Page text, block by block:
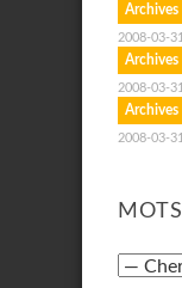
Archives
2008-03-31
Archives
2008-03-31
Archives
2008-03-31